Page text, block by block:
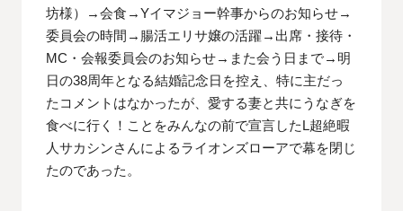
坊様）→会食→Yイマジョー幹事からのお知らせ→
委員会の時間→腸活エリサ嬢の活躍→出席・接待・
MC・会報委員会のお知らせ→また会う日まで→明
日の38周年となる結婚記念日を控え、特に主だっ
たコメントはなかったが、愛する妻と共にうなぎを
食べに行く！ことをみんなの前で宣言したL超絶暇
人サカシンさんによるライオンズローアで幕を閉じ
たのであった。